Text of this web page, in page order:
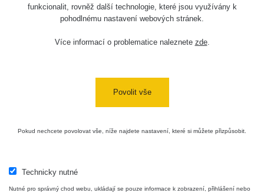
Poslední přidané mapy Všechny cesty >>
Rokycany
0.05 - 0.1 µSv/h
Doubravce
0.05 - 0.16 µSv/h
Horní
- 0.11 µSv/h
Alžbětín -
Železná
0.06 - 0.16 µSv/h0.03 - 0.15 µSv/h
Po Železné
0.03 - 0.17 µSv/h
funkcionalit, rovněž další technologie, které jsou využívány k
pohodlnému nastavení webových stránek.
Více informací o problematice naleznete zde.
Povolit vše
Pokud nechcete povolovat vše, níže najdete nastavení, které si můžete přizpůsobit.
Technicky nutné
Nutné pro správný chod webu, ukládají se pouze informace k zobrazení, přihlášení nebo